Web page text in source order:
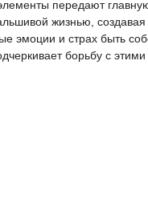
передают
жизнью,
эмоции и страх быть
борьбу с